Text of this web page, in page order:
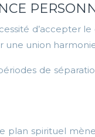
d’accepter
une union
de
plan spirituel